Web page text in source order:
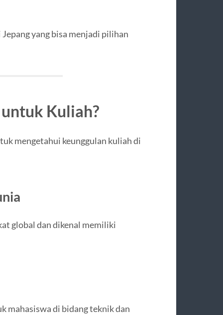
yang bisa menjadi pilihan
Kuliah?
mengetahui keunggulan kuliah di
global dan dikenal memiliki
mahasiswa di bidang teknik dan